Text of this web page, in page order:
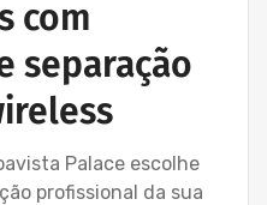
com
separação
Palace escolhe
profissional da sua